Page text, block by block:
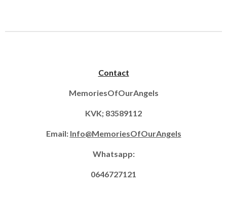
Contact
MemoriesOfOurAngels
KVK; 83589112
Email: Info@MemoriesOfOurAngels
Whatsapp:
0646727121